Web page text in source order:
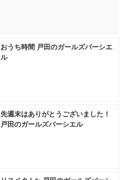
おうち時間 戸田のガールズバーシエ
ル
先週末はありがとうございました！
戸田のガールズバーシエル